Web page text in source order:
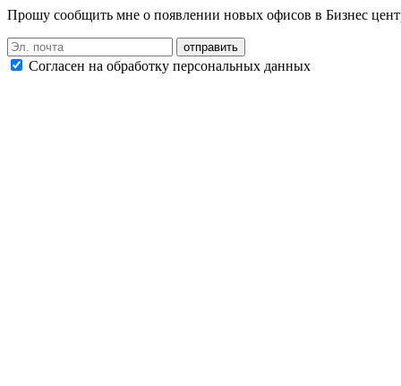
Прошу сообщить мне о появлении новых офисов в Бизнес
Согласен на обработку персональных данных